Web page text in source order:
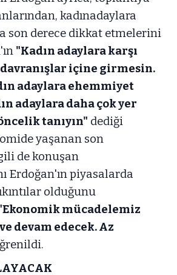
kadınadaylara
son derece dikkat etmelerini
"Kadın adaylara karşı
içine girmesin.
adaylara ehemmiyet
adaylara daha çok yer
tanıyın" dediği
yaşanan son
de konuşan
Erdoğan'ın piyasalarda
olduğunu
mücadelemiz
devam edecek. Az